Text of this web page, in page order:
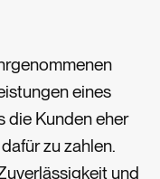
eines
die Kunden eher
zu zahlen.
und